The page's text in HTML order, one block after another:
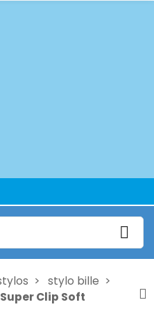
stylo bille
Clip Soft